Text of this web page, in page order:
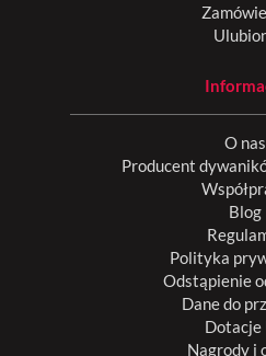
O nas
Producent
Blog
Polityka
Odstąpienie
Dane do
Dotacje
Nagrody i